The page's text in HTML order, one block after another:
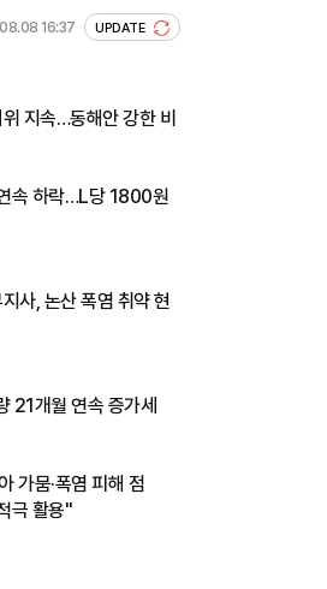
08.08 16:37 UPDATE
지속…동해안 강한 비
속 하락…L당 1800원
사, 논산 폭염 취약 현
21개월 연속 증가세
가뭄·폭염 피해 점
극 활용"